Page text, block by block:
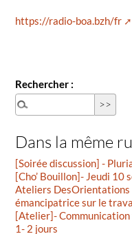
https://radio-boa.bzh/fr
Rechercher :
Dans la même
[Soirée discussion] -
[Cho’ Bouillon]- Jeudi 10
Ateliers DesOrientations
émancipatrice sur le
[Atelier]-
1- 2 jours